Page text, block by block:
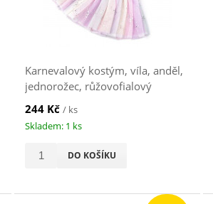
Karnevalový kostým, víla, anděl,
jednorožec, růžovofialový
244 Kč/ ks
Skladem: 1 ks
DO KOŠÍKU